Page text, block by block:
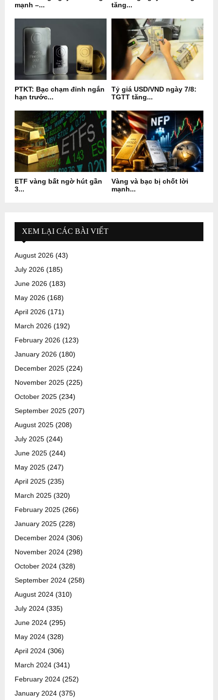
mạnh –...
tăng...
PTKT: Bạc chạm đỉnh ngắn
hạn trước...
Tỷ giá USD/VND ngày 7/8:
TGTT tăng...
ETF vàng bất ngờ hút gần
3...
Vàng và bạc bị chốt lời
mạnh...
XEM LẠI CÁC BÀI VIẾT
August 2026 (43)
July 2026 (185)
June 2026 (183)
May 2026 (168)
April 2026 (171)
March 2026 (192)
February 2026 (123)
January 2026 (180)
December 2025 (224)
November 2025 (225)
October 2025 (234)
September 2025 (207)
August 2025 (208)
July 2025 (244)
June 2025 (244)
May 2025 (247)
April 2025 (235)
March 2025 (320)
February 2025 (266)
January 2025 (228)
December 2024 (306)
November 2024 (298)
October 2024 (328)
September 2024 (258)
August 2024 (310)
July 2024 (335)
June 2024 (295)
May 2024 (328)
April 2024 (306)
March 2024 (341)
February 2024 (252)
January 2024 (375)